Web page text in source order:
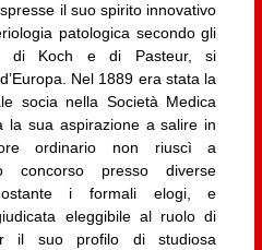
il suo spirito innovativo
patologica secondo gli
di Koch e di Pasteur, si
Nel 1889 era stata la
socia nella Società Medica
la sua aspirazione a salire in
ordinario non riuscì a
concorso presso diverse
i formali elogi, e
eleggibile al ruolo di
il suo profilo di studiosa